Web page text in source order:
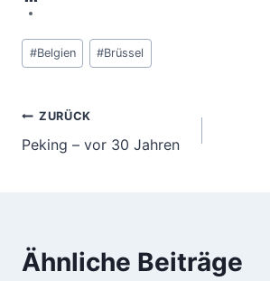
Schlagworte:
#Belgien #Brüssel
Beitragsnavigation
ZURÜCK
Peking – vor 30 Jahren
Ähnliche Beiträge